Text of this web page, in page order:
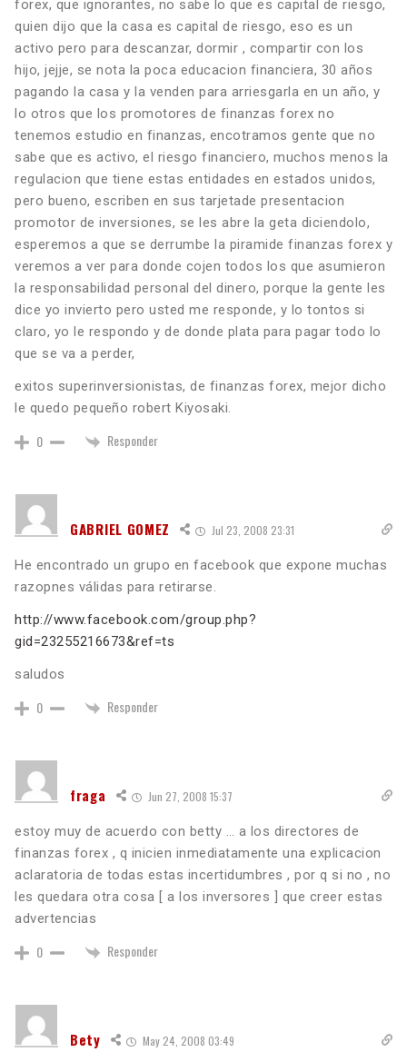
forex, que ignorantes, no sabe lo que es capital de riesgo,
quien dijo que la casa es capital de riesgo, eso es un
activo pero para descanzar, dormir , compartir con los
hijo, jejje, se nota la poca educacion financiera, 30 años
pagando la casa y la venden para arriesgarla en un año, y
lo otros que los promotores de finanzas forex no
tenemos estudio en finanzas, encotramos gente que no
sabe que es activo, el riesgo financiero, muchos menos la
regulacion que tiene estas entidades en estados unidos,
pero bueno, escriben en sus tarjetade presentacion
promotor de inversiones, se les abre la geta diciendolo,
esperemos a que se derrumbe la piramide finanzas forex y
veremos a ver para donde cojen todos los que asumieron
la responsabilidad personal del dinero, porque la gente les
dice yo invierto pero usted me responde, y lo tontos si
claro, yo le respondo y de donde plata para pagar todo lo
que se va a perder,
exitos superinversionistas, de finanzas forex, mejor dicho
le quedo pequeño robert Kiyosaki.
0 Responder
GABRIEL GOMEZ Jul 23, 2008 23:31
He encontrado un grupo en facebook que expone muchas
razopnes válidas para retirarse.
http://www.facebook.com/group.php?
gid=23255216673&ref=ts
saludos
0 Responder
fraga Jun 27, 2008 15:37
estoy muy de acuerdo con betty … a los directores de
finanzas forex , q inicien inmediatamente una explicacion
aclaratoria de todas estas incertidumbres , por q si no , no
les quedara otra cosa [ a los inversores ] que creer estas
advertencias
0 Responder
Bety May 24, 2008 03:49